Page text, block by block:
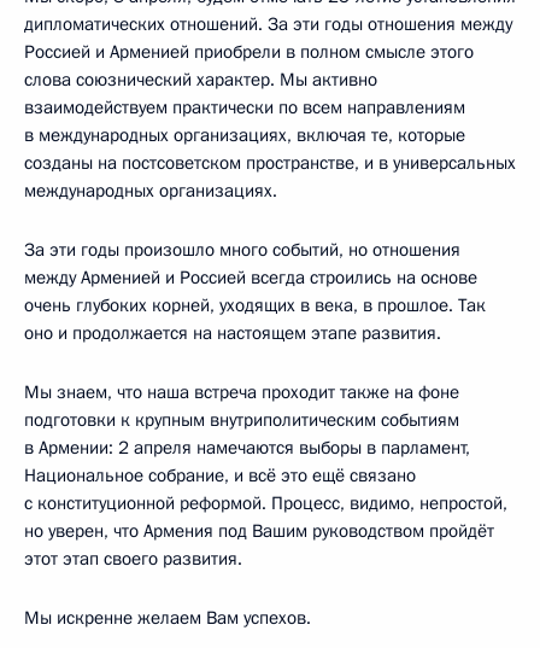
дипломатических отношений. За эти годы отношения между
Россией и Арменией приобрели в полном смысле этого
слова союзнический характер. Мы активно
взаимодействуем практически по всем направлениям
в международных организациях, включая те, которые
созданы на постсоветском пространстве, и в универсальных
международных организациях.
За эти годы произошло много событий, но отношения
между Арменией и Россией всегда строились на основе
очень глубоких корней, уходящих в века, в прошлое. Так
оно и продолжается на настоящем этапе развития.
Мы знаем, что наша встреча проходит также на фоне
подготовки к крупным внутриполитическим событиям
в Армении: 2 апреля намечаются выборы в парламент,
Национальное собрание, и всё это ещё связано
с конституционной реформой. Процесс, видимо, непростой,
но уверен, что Армения под Вашим руководством пройдёт
этот этап своего развития.
Мы искренне желаем Вам успехов.